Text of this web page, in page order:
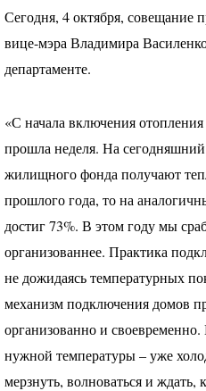
Сегодня, 4 октября, совещание
вице-мэра Владимира
департаменте.
«С начала включения
прошла неделя. На сегодняшний
жилищного фонда получают
прошлого года, то на
достиг 73%. В этом году мы
организованнее. Практика
не дожидаясь температурных
механизм подключения домов
организованно и
нужной температуры – уже
мерзнуть, волноваться и ждать,